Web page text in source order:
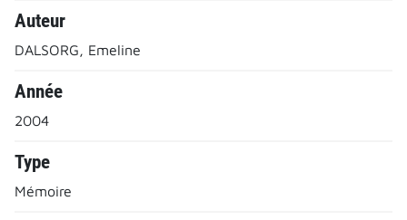
Auteur
DALSORG, Emeline
Année
2004
Type
Mémoire